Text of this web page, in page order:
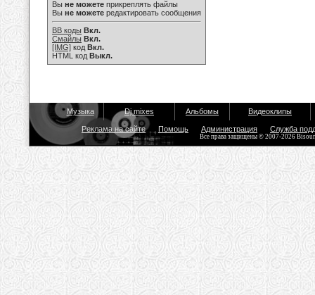
Вы не можете прикреплять файлы
Вы не можете редактировать сообщения
BB коды Вкл.
Смайлы Вкл.
[IMG] код Вкл.
HTML код Выкл.
Музыка Dj mixes Альбомы Видеоклипы
Реклама на сайте Помощь Администрация Служба
Все права защищены © 2007-2026